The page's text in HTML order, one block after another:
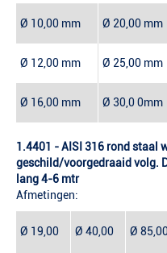
Ø 10,00 mm Ø 20,00 mm
Ø 12,00 mm Ø 25,00 mm
Ø 16,00 mm Ø 30,0 0mm
1.4401 - AISI 316 rond staal
geschild/voorgedraaid volg.
lang 4-6 mtr
Afmetingen:
Ø 19,00 Ø 40,00 Ø